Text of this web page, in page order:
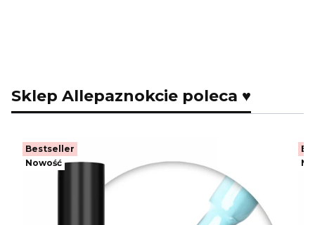
Sklep Allepaznokcie poleca ♥
Bestseller
Nowość